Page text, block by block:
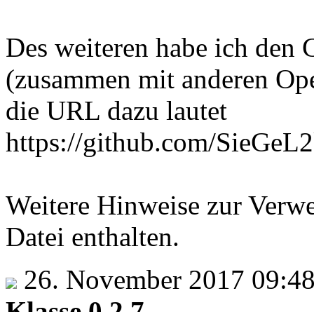
Des weiteren habe ich den
(zusammen mit anderen
die URL dazu lautet
https://github.com/
Weitere Hinweise zur
Datei enthalten.
26. November 2017